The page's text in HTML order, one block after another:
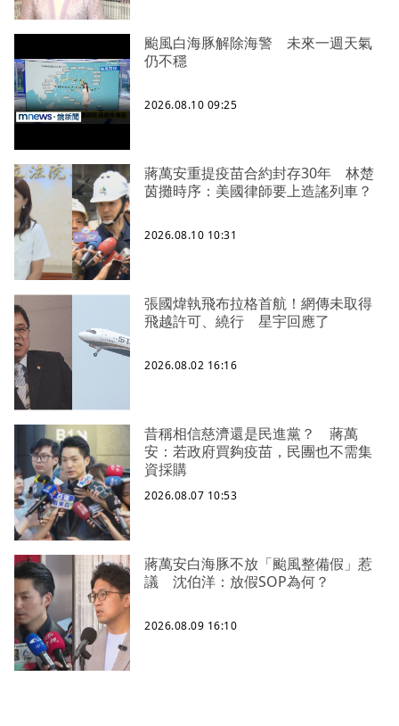
颱風白海豚解除海警 未來一週天氣
仍不穩
2026.08.10 09:25
蔣萬安重提疫苗合約封存30年 林楚
茵攤時序：美國律師要上造謠列車？
2026.08.10 10:31
張國煒執飛布拉格首航！網傳未取得
飛越許可、繞行 星宇回應了
2026.08.02 16:16
昔稱相信慈濟還是民進黨？ 蔣萬
安：若政府買夠疫苗，民團也不需集
資採購
2026.08.07 10:53
蔣萬安白海豚不放「颱風整備假」惹
議 沈伯洋：放假SOP為何？
2026.08.09 16:10